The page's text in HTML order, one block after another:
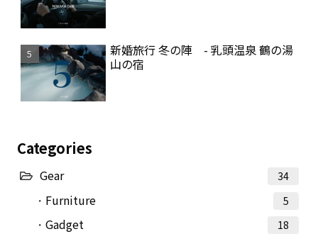
新婚旅行 冬の陣 - 乳頭温泉 鶴の湯
山の宿
Categories
Gear 34
Furniture 5
Gadget 18